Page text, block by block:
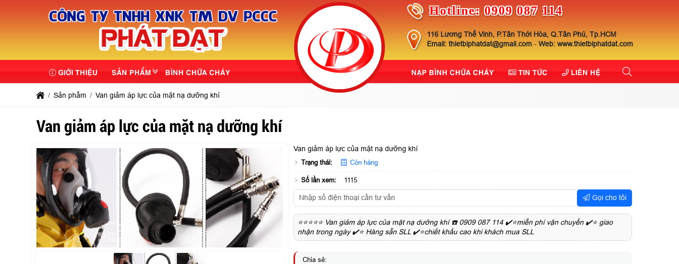
Hotline: 0909 087 114
116 Lương Thế Vinh, P.Tân Thới Hòa, Q.Tân Phú, Tp.HCM
Email: thietbiphatdat@gmail.com- Web: www.thietbiphatdat.com
GIỚI THIỆU SẢN PHẨM BÌNH CHỮA CHÁY NẠP BÌNH CHỮA CHÁY TIN TỨC LIÊN HỆ
Sản phẩm Van giảm áp lực của mặt nạ dưỡng khí
Van giảm áp lực của mặt nạ dưỡng khí
Van giảm áp lực của mặt nạ dưỡng khí
Trạng thái: Còn hàng
Số lần xem: 1115
Gọi cho tôi
⭐⭐⭐⭐⭐ Van giảm áp lực của mặt nạ dưỡng khí ☎️ 0909 087 114 ✔️⭐miễn phí vận chuyển ✔️⭐ giao
nhận trong ngày ✔️⭐ Hàng sẵn SLL ✔️⭐chiết khấu cao khi khách mua SLL
Chia sẻ: